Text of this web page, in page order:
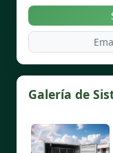
Galería de